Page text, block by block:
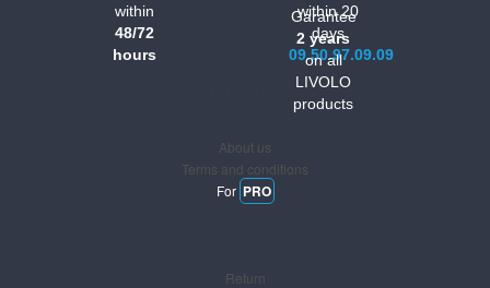
within
48/72
hours
within 20
days
09.50.97.09.09
Garantee
2 years
on all
LIVOLO
products
About us
Terms and conditions
For PRO
Return